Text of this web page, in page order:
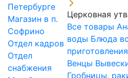
Петербурге
Магазин в п.
Софрино
Отдел кадров
Отдел
снабжения
Церковная
Все товары
воды Блюда
Венцы
Гробницы,